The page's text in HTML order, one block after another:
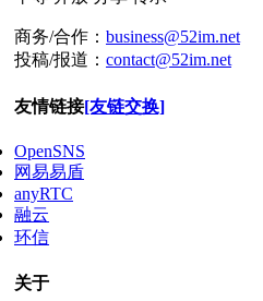
商务/合作： business@52im.net
投稿/报道： contact@52im.net
友情链接[友链交换]
OpenSNS
网易易盾
anyRTC
融云
环信
关于